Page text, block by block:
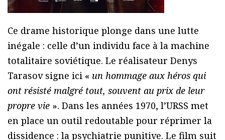
Ce drame historique plonge dans une lutte
inégale : celle d’un individu face à la machine
totalitaire soviétique. Le réalisateur Denys
Tarasov signe ici « un hommage aux héros qui
ont résisté malgré tout, souvent au prix de leur
propre vie ». Dans les années 1970, l’URSS met
en place un outil redoutable pour réprimer la
dissidence : la psychiatrie punitive. Le film suit